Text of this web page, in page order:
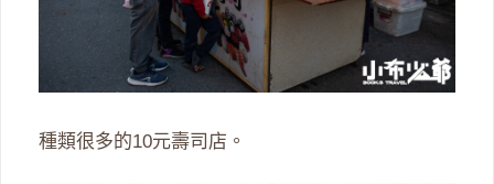
種類很多的10元壽司店。